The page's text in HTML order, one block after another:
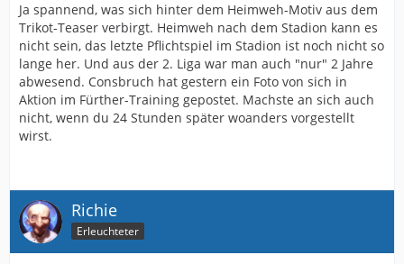
Ja spannend, was sich hinter dem Heimweh-Motiv aus dem
Trikot-Teaser verbirgt. Heimweh nach dem Stadion kann es
nicht sein, das letzte Pflichtspiel im Stadion ist noch nicht so
lange her. Und aus der 2. Liga war man auch "nur" 2 Jahre
abwesend. Consbruch hat gestern ein Foto von sich in
Aktion im Fürther-Training gepostet. Machste an sich auch
nicht, wenn du 24 Stunden später woanders vorgestellt
wirst.
Richie
Erleuchteter